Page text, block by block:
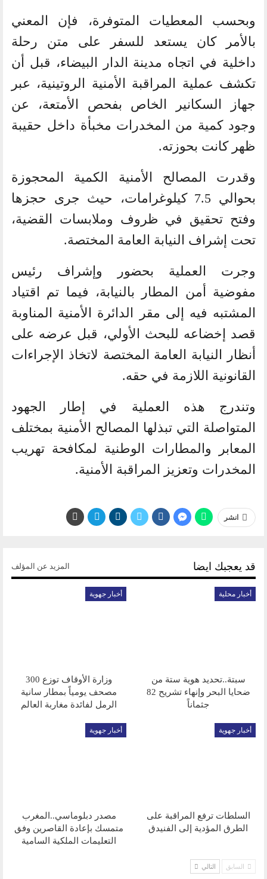
وبحسب المعطيات المتوفرة، فإن المعني
بالأمر كان يستعد للسفر على متن رحلة
داخلية في اتجاه مدينة الدار البيضاء، قبل أن
تكشف عملية المراقبة الأمنية الروتينية، عبر
جهاز السكانير الخاص بفحص الأمتعة، عن
وجود كمية من المخدرات مخبأة داخل حقيبة
ظهر كانت بحوزته.
وقدرت المصالح الأمنية الكمية المحجوزة
بحوالي 7.5 كيلوغرامات، حيث جرى حجزها
وفتح تحقيق في ظروف وملابسات القضية،
تحت إشراف النيابة العامة المختصة.
وجرت العملية بحضور وإشراف رئيس
مفوضية أمن المطار بالنيابة، فيما تم اقتياد
المشتبه فيه إلى مقر الدائرة الأمنية المناوبة
قصد إخضاعه للبحث الأولي، قبل عرضه على
أنظار النيابة العامة المختصة لاتخاذ الإجراءات
القانونية اللازمة في حقه.
وتندرج هذه العملية في إطار الجهود
المتواصلة التي تبذلها المصالح الأمنية بمختلف
المعابر والمطارات الوطنية لمكافحة تهريب
المخدرات وتعزيز المراقبة الأمنية.
انشر
قد يعجبك ايضا المزيد عن المؤلف
أخبار محلية
سبتة..تحديد هوية ستة من
ضحايا البحر وإنهاء تشريح 82
جثماناً
أخبار جهوية
وزارة الأوقاف توزع 300
مصحف يومياً بمطار سانية
الرمل لفائدة مغاربة العالم
أخبار جهوية
السلطات ترفع المراقبة على
الطرق المؤدية إلى الفنيدق
أخبار جهوية
مصدر دبلوماسي..المغرب
متمسك بإعادة القاصرين وفق
التعليمات الملكية السامية
السابق التالي